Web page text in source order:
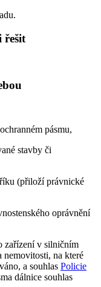
řešit
pásmu,
stavby či
(přiloží právnické
oprávnění
zařízení v silničním
nemovitosti, na které
a souhlas Policie
dálnice souhlas